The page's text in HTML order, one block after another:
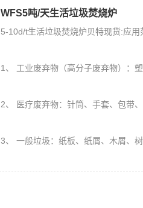
WFS5吨/天生活垃圾焚烧炉
5-10d/t生活垃圾焚烧炉贝特现货:应用
1、 工业废弃物（高分子废弃物）：塑料PE、PU、橡胶（轮胎）、保丽
2、 医疗废弃物：针筒、手套、包带
3、 一般垃圾：纸板、纸屑、木屑、